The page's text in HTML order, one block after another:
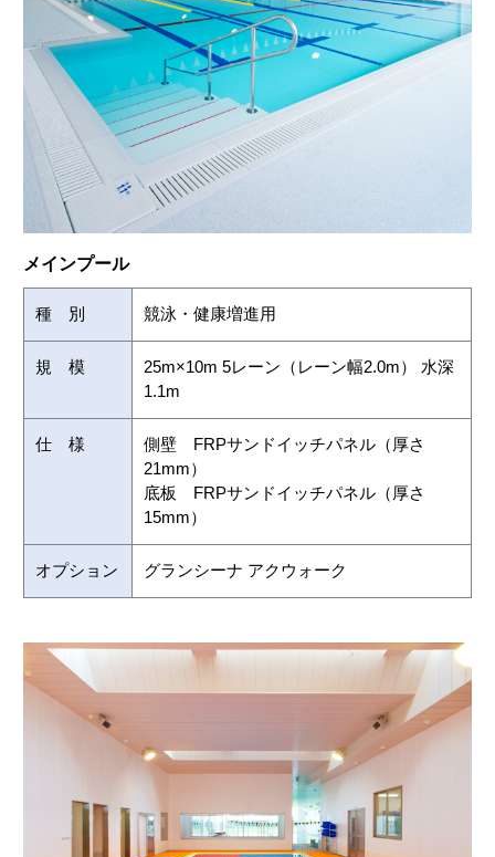
メインプール
種 別 競泳・健康増進用
規 模
25m×10m 5レーン（レーン幅2.0m） 水深
1.1m
仕 様
側壁 FRPサンドイッチパネル（厚さ
21mm）
底板 FRPサンドイッチパネル（厚さ
15mm）
オプション グランシーナ アクウォーク